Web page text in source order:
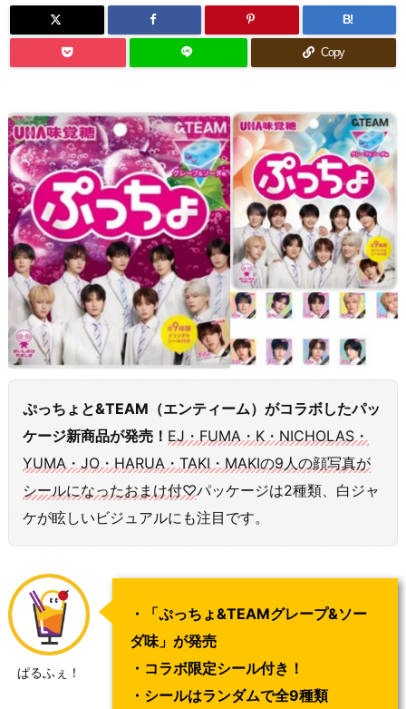
B!
Copy
ぷっちょと&TEAM（エンティーム）がコラボしたパッ
ケージ新商品が発売！ EJ・FUMA・K・NICHOLAS・
YUMA・JO・HARUA・TAKI・MAKIの9人の顔写真が
シールになったおまけ付♡パッケージは2種類、白ジャ
ケが眩しいビジュアルにも注目です。
ぱるふぇ！
・「ぷっちょ&TEAMグレープ&ソー
ダ味」が発売
・コラボ限定シール付き！
・シールはランダムで全9種類